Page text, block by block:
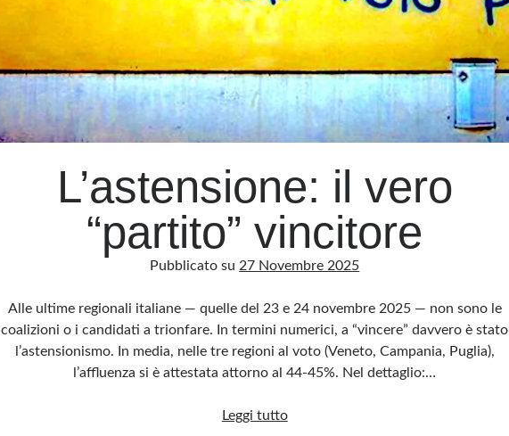
L’astensione: il vero
“partito” vincitore
Pubblicato su27 Novembre 2025
Alle ultime regionali italiane — quelle del 23 e 24 novembre 2025 — non sono le
coalizioni o i candidati a trionfare. In termini numerici, a “vincere” davvero è stato
l’astensionismo. In media, nelle tre regioni al voto (Veneto, Campania, Puglia),
l’affluenza si è attestata attorno al 44-45%. Nel dettaglio:…
Leggi tuttoL’astensione: